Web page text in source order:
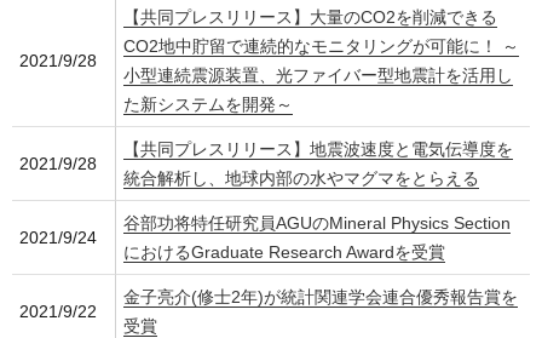
2021/9/28
【共同プレスリリース】大量のCO2を削減できる
CO2地中貯留で連続的なモニタリングが可能に！ ～
小型連続震源装置、光ファイバー型地震計を活用し
た新システムを開発～
2021/9/28
【共同プレスリリース】地震波速度と電気伝導度を
統合解析し、地球内部の水やマグマをとらえる
2021/9/24
谷部功将特任研究員AGUのMineral Physics Section
におけるGraduate Research Awardを受賞
2021/9/22
金子亮介(修士2年)が統計関連学会連合優秀報告賞を
受賞